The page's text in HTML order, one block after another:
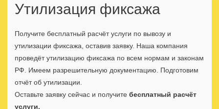
Утилизация фиксажа
Получите бесплатный расчёт услуги по вывозу и
утилизации фиксажа, оставив заявку. Наша компания
проведёт утилизацию фиксажа по всем нормам и законам
РФ. Имеем разрешительную документацию. Подготовим
отчёт об утилизации.
Оставьте заявку сейчас и получите бесплатный расчёт
услуги.